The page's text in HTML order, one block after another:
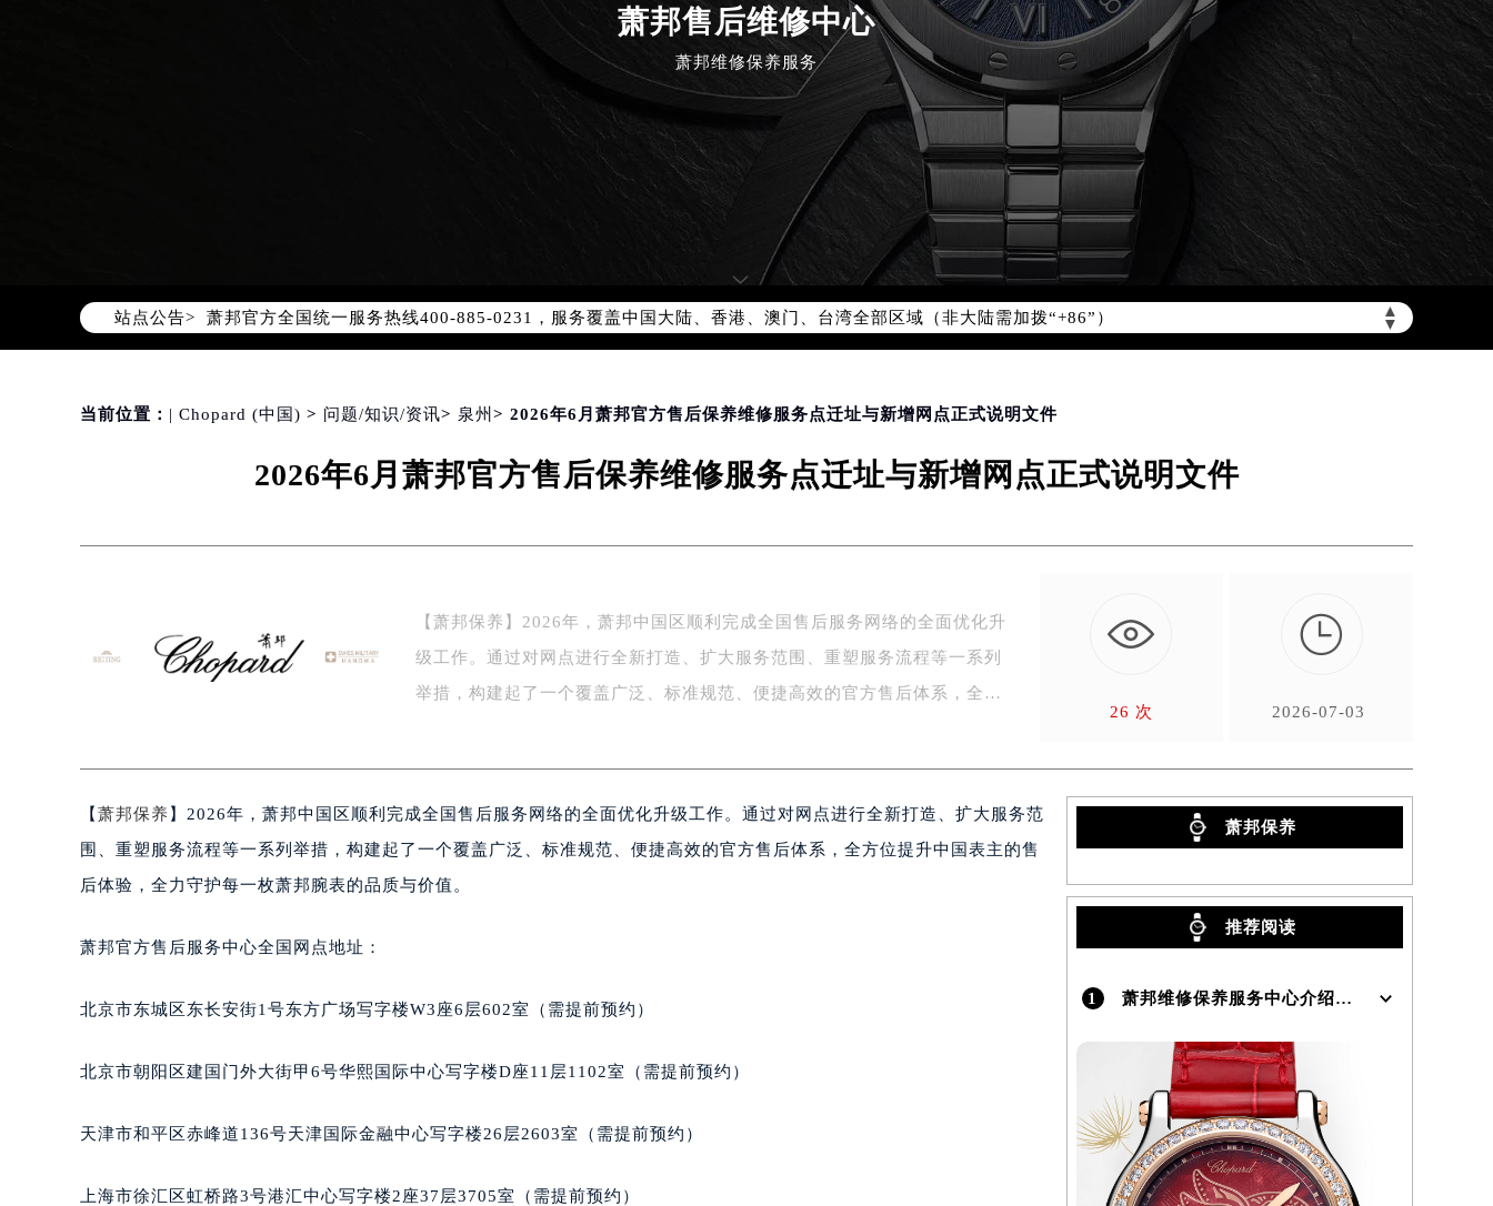
萧邦售后维修中心
萧邦维修保养服务
站点公告> ▲
▼
2026年8月萧邦中国区售后服务网络优化升级公告
萧邦官方全国统一服务热线400-885-0231，服务覆盖中国大陆、香港、澳门、台湾全部区域（非大陆需加拨“+86”）
2026年8月萧邦售后服务中心最新网点地址：
北京市朝阳区建国门外大街甲6号华熙国际中心写字楼D座11层1102室（北京总部）（需提前预约）
天津市和平区赤峰道136号天津国际金融中心写字楼26层2603室（需提前预约）
上海市黄浦区南京东路299号宏伊国际广场写字楼8层806室（需提前预约）
盐城市盐都区世纪大道5号盐城金融城写字楼1号楼16层1604室（需提前预约）
泰州市海陵区永定东路399号置地商务中心东塔写字楼（华润万象城）17层1706室（需提前预约）
宁波市江北区大闸南路500号来福士广场办公楼20层2009室（需提前预约）
嘉兴市南湖区广益路705号嘉兴世界贸易中心写字楼A座13层1304室（需提前预约）
南昌市红谷滩新区红谷中大道998号绿地双子塔（中央广场）A1座办公楼14层07室（需提前预约）
济南市历下区经十路11111号华润中心写字楼（万象城）15层1508室（需提前预约）
广州市越秀区环市东路371-375号世界贸易中心大厦南塔写字楼15层07室（需提前预约）
惠州市惠城区江北文昌一路7号华贸大厦写字楼1座30层05室（需提前预约）
福州市鼓楼区五四路128-1号恒力城写字楼15层03室（需提前预约）
重庆市江北区观音桥步行街2号融恒时代广场写字楼9层902室（需提前预约）
郑州市二七区铭功路10号华润大厦写字楼29层2905室（需提前预约）
当前位置： | Chopard (中国) > 问题/知识/资讯> 泉州 > 2026年6月萧邦官方售后保养维修服务点迁址与新增网点正式说明文件
2026年6月萧邦官方售后保养维修服务点迁址与新增网点正式说明文件
【萧邦保养】2026年，萧邦中国区顺利完成全国售后服务网络的全面优化升
级工作。通过对网点进行全新打造、扩大服务范围、重塑服务流程等一系列
举措，构建起了一个覆盖广泛、标准规范、便捷高效的官方售后体系，全
26 次

2026-07-03
【萧邦保养】2026年，萧邦中国区顺利完成全国售后服务网络的全面优化升级工作。通过对网点进行全新打造、扩大服务范
围、重塑服务流程等一系列举措，构建起了一个覆盖广泛、标准规范、便捷高效的官方售后体系，全方位提升中国表主的售
后体验，全力守护每一枚萧邦腕表的品质与价值。
萧邦官方售后服务中心全国网点地址：
北京市东城区东长安街1号东方广场写字楼W3座6层602室（需提前预约）
北京市朝阳区建国门外大街甲6号华熙国际中心写字楼D座11层1102室（需提前预约）
天津市和平区赤峰道136号天津国际金融中心写字楼26层2603室（需提前预约）
上海市徐汇区虹桥路3号港汇中心写字楼2座37层3705室（需提前预约）
萧邦保养
推荐阅读
1 萧邦维修保养服务中心介绍 | Chopard